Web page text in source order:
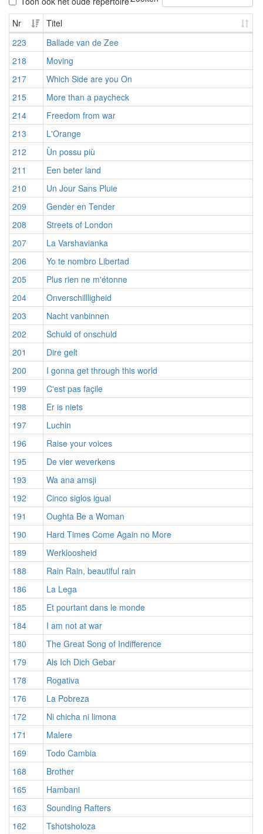
Nr
Titel
223
Ballade van de Zee
218
Moving
217
Which Side are you On
215
More than a paycheck
214
Freedom from war
213
L'Orange
212
Ùn possu più
211
Een beter land
210
Un Jour Sans Pluie
209
Gender en Tender
208
Streets of London
207
La Varshavianka
206
Yo te nombro Libertad
205
Plus rien ne m'étonne
204
Onverschillligheid
203
Nacht vanbinnen
202
Schuld of onschuld
201
Dire gelt
200
I gonna get through this world
199
C'est pas façile
198
Er is niets
197
Luchin
196
Raise your voices
195
De vier weverkens
193
Wa ana amsji
192
Cinco siglos igual
191
Oughta Be a Woman
190
Hard Times Come Again no More
189
Werkloosheid
188
Rain Rain, beautiful rain
186
La Lega
185
Et pourtant dans le monde
184
I am not at war
180
The Great Song of Indifference
179
Als Ich Dich Gebar
178
Rogativa
176
La Pobreza
172
Ni chicha ni limona
171
Malere
169
Todo Cambia
168
Brother
165
Hambani
163
Sounding Rafters
162
Tshotsholoza